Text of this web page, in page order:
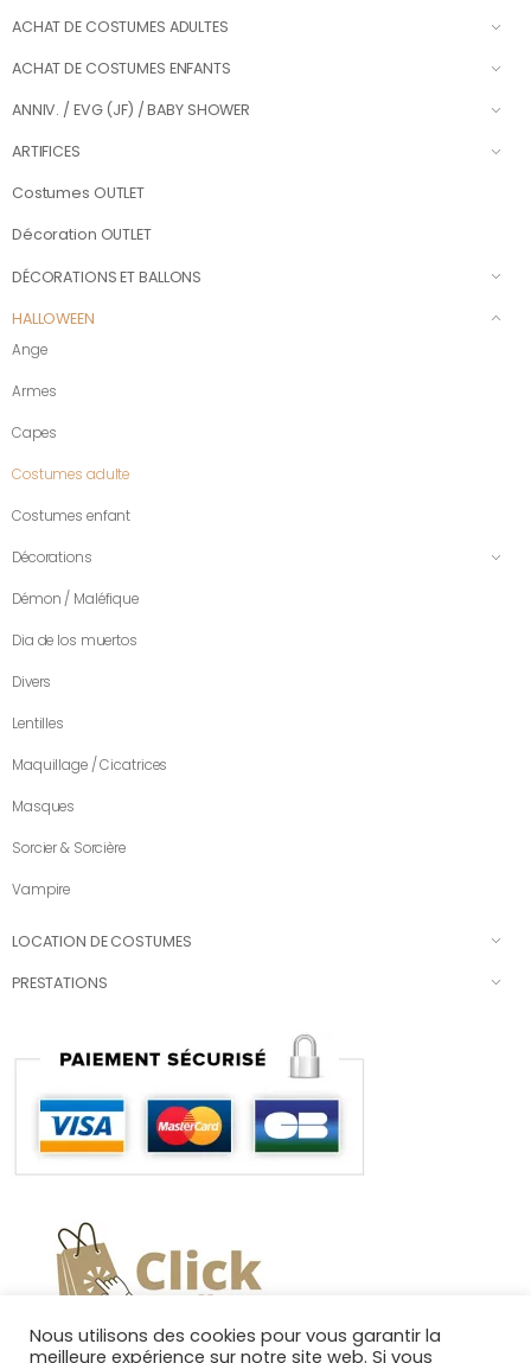
ACHAT DE COSTUMES ADULTES
ACHAT DE COSTUMES ENFANTS
ANNIV. / EVG (JF) / BABY SHOWER
ARTIFICES
Costumes OUTLET
Décoration OUTLET
DÉCORATIONS ET BALLONS
HALLOWEEN
Ange
Armes
Capes
Costumes adulte
Costumes enfant
Décorations
Démon / Maléfique
Dia de los muertos
Divers
Lentilles
Maquillage / Cicatrices
Masques
Sorcier & Sorcière
Vampire
LOCATION DE COSTUMES
PRESTATIONS
Nous utilisons des cookies pour vous garantir la
meilleure expérience sur notre site web. Si vous